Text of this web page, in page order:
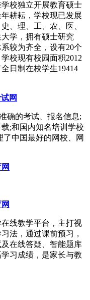
校独立开展教育硕士
耕耘，学校现已发展
、理、工、农、医、
学，拥有硕士研究
较为齐全，设有20个
校现有校园面积2012
日制在校学生19414
网
确的考试、报名信息;
;和国内知名培训学校
中国最好的网校、网
线教学平台，主打视
法，通过课前预习，
在线答疑、智能题库
习成绩，是家长与教